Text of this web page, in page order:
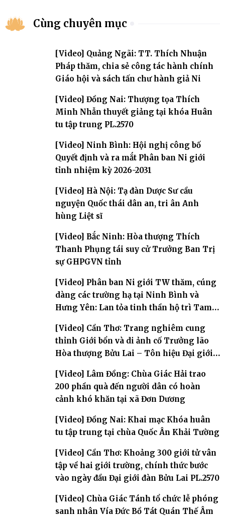
Cùng chuyên mục
[Video] Quảng Ngãi: TT. Thích Nhuận
Pháp thăm, chia sẻ công tác hành chính
Giáo hội và sách tấn chư hành giả Ni
[Video] Đồng Nai: Thượng tọa Thích
Minh Nhẫn thuyết giảng tại khóa Huân
tu tập trung PL.2570
[Video] Ninh Bình: Hội nghị công bố
Quyết định và ra mắt Phân ban Ni giới
tỉnh nhiệm kỳ 2026-2031
[Video] Hà Nội: Tạ đàn Dược Sư cầu
nguyện Quốc thái dân an, tri ân Anh
hùng Liệt sĩ
[Video] Bắc Ninh: Hòa thượng Thích
Thanh Phụng tái suy cử Trưởng Ban Trị
sự GHPGVN tỉnh
[Video] Phân ban Ni giới TW thăm, cúng
dàng các trường hạ tại Ninh Bình và
Hưng Yên: Lan tỏa tinh thần hộ trì Tam
[Video] Cần Thơ: Trang nghiêm cung
thỉnh Giới bổn và di ảnh cố Trưởng lão
Hòa thượng Bửu Lai – Tôn hiệu Đại giới
[Video] Lâm Đồng: Chùa Giác Hải trao
200 phần quà đến người dân có hoàn
cảnh khó khăn tại xã Đơn Dương
[Video] Đồng Nai: Khai mạc Khóa huân
tu tập trung tại chùa Quốc Ân Khải Tường
[Video] Cần Thơ: Khoảng 300 giới tử vân
tập về hai giới trường, chính thức bước
vào ngày đầu Đại giới đàn Bửu Lai PL.2570
[Video] Chùa Giác Tánh tổ chức lễ phóng
sanh nhân Vía Đức Bồ Tát Quán Thế Âm